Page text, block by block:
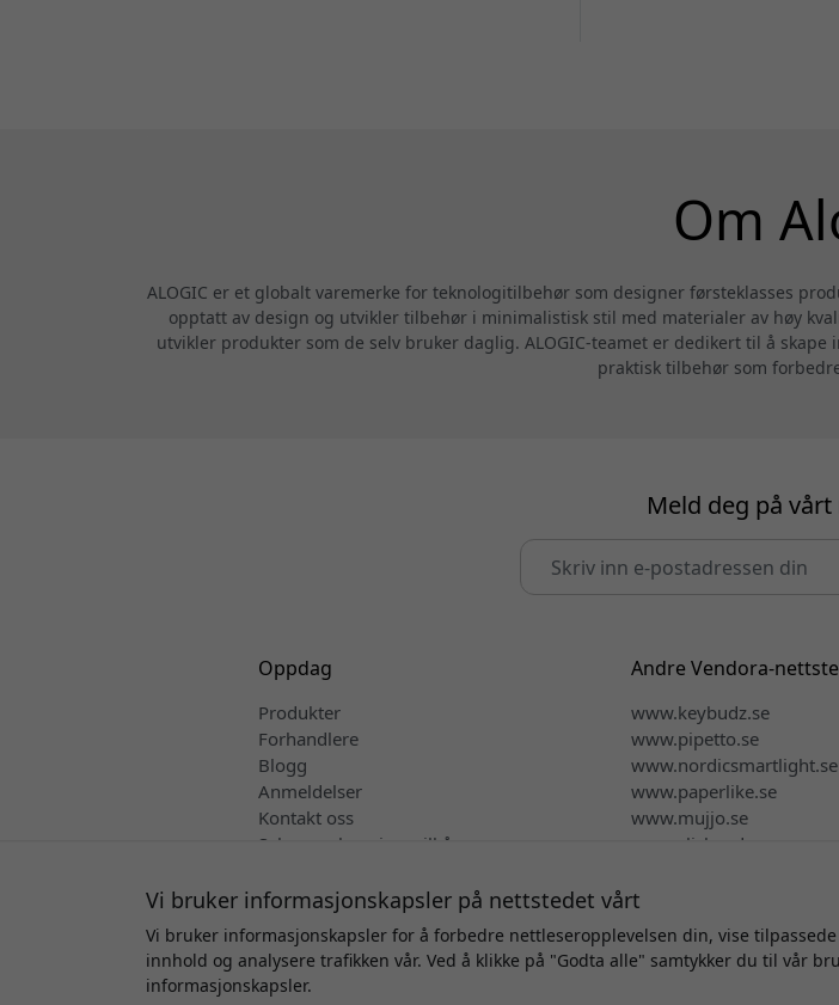
Om
ALOGIC er et globalt varemerke for teknologitilbehør som designer førsteklasses
opptatt av design og utvikler tilbehør i minimalistisk stil med materialer av høy
utvikler produkter som de selv bruker daglig. ALOGIC-teamet er dedikert til å
praktisk tilbehør som
Meld deg på
Oppdag
Produkter
Forhandlere
Blogg
Anmeldelser
Kontakt oss
Salgs- og leveringsvilkår
Andre Vendora-
www.keybudz.se
www.pipetto.se
www.nordicsmartlight.se
www.paperlike.se
www.mujjo.se
www.clickandgrow.se
Vi bruker informasjonskapsler på nettstedet vårt
Vi bruker informasjonskapsler for å forbedre nettleseropplevelsen din, vise
innhold og analysere trafikken vår. Ved å klikke på "Godta alle" samtykker du til vår
informasjonskapsler.